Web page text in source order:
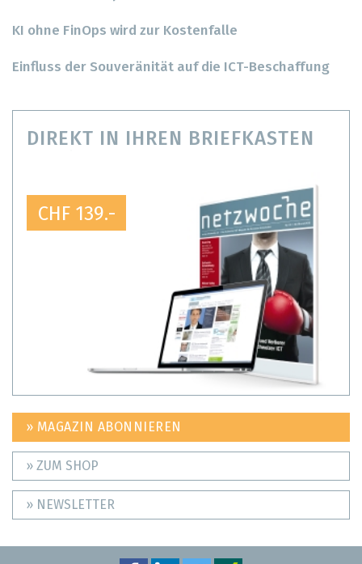
KI ohne FinOps wird zur Kostenfalle
Einfluss der Souveränität auf die ICT-Beschaffung
DIREKT IN IHREN BRIEFKASTEN
CHF 139.-
» MAGAZIN ABONNIEREN
» ZUM SHOP
» NEWSLETTER